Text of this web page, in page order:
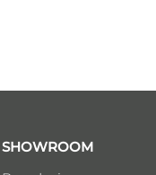
SHOWROOM